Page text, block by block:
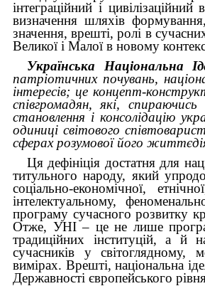
інтеграційний і
визначення шляхів формування,
значення, врешті, ролі в
Великої і Малої в новому
Українська Національна
патріотичних почувань,
інтересів; це концепт-
співгромадян, які,
становлення і консолідацію
одиниці світового
сферах розумової його
Ця дефініція достатня для
титульного народу, який
соціально-економічної,
інтелектуальному,
програму сучасного розвитку
Отже, УНІ– це не лише
традиційних інституцій, а й
сучасників у світоглядному,
вимірах. Врешті, національна
Державності європейського